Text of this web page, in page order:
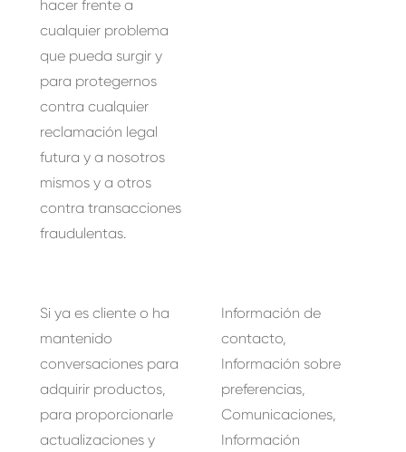
hacer frente a
cualquier problema
que pueda surgir y
para protegernos
contra cualquier
reclamación legal
futura y a nosotros
mismos y a otros
contra transacciones
fraudulentas.
Si ya es cliente o ha
mantenido
conversaciones para
adquirir productos,
para proporcionarle
actualizaciones y
Información de
contacto,
Información sobre
preferencias,
Comunicaciones,
Información